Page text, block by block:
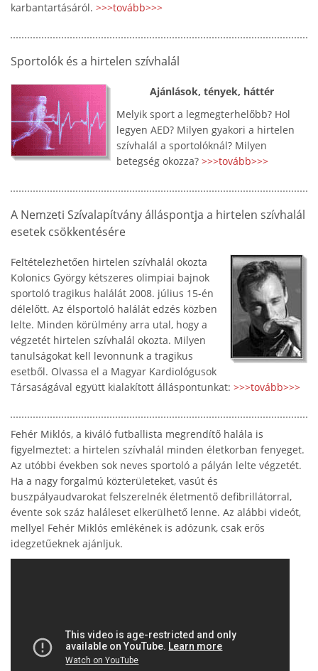
karbantartásáról. >>>tovább>>>
Sportolók és a hirtelen szívhalál
Ajánlások, tények, háttér
Melyik sport a legmegterhelőbb? Hol
legyen AED? Milyen gyakori a hirtelen
szívhalál a sportolóknál? Milyen
betegség okozza? >>>tovább>>>
A Nemzeti Szívalapítvány álláspontja a hirtelen szívhalál
esetek csökkentésére
Feltételezhetően hirtelen szívhalál okozta
Kolonics György kétszeres olimpiai bajnok
sportoló tragikus halálát 2008. július 15-én
délelőtt. Az élsportoló halálát edzés közben
lelte. Minden körülmény arra utal, hogy a
végzetét hirtelen szívhalál okozta. Milyen
tanulságokat kell levonnunk a tragikus
esetből. Olvassa el a Magyar Kardiológusok
Társaságával együtt kialakított álláspontunkat: >>>tovább>>>
Fehér Miklós, a kiváló futballista megrendítő halála is
figyelmeztet: a hirtelen szívhalál minden életkorban fenyeget.
Az utóbbi években sok neves sportoló a pályán lelte végzetét.
Ha a nagy forgalmú közterületeket, vasút és
buszpályaudvarokat felszerelnék életmentő defibrillátorral,
évente sok száz haláleset elkerülhető lenne. Az alábbi videót,
mellyel Fehér Miklós emlékének is adózunk, csak erős
idegzetűeknek ajánljuk.